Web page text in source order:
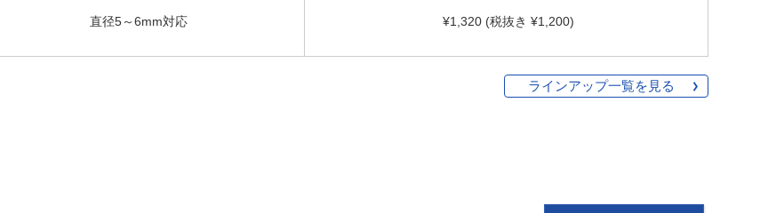
直径5～6mm対応 ¥1,320 (税抜き ¥1,200)
ラインアップ一覧を見る